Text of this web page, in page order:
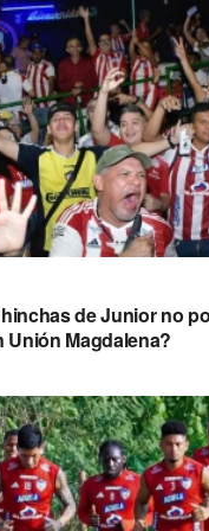
de Junior no
Unión Magdalena?